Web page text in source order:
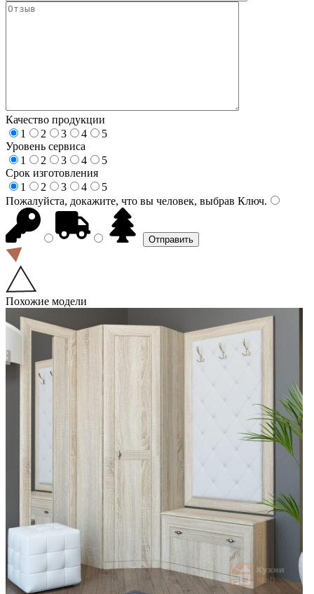
Качество продукции
1
2 3 4
5
Уровень сервиса
1
2 3 4
5
Срок изготовления
1
2 3 4
5
Пожалуйста, докажите, что вы человек, выбрав Ключ.
Похожие модели